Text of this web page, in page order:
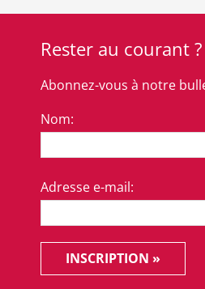
Rester au courant ?
Abonnez-vous à notre
Nom:
Adresse e-mail:
INSCRIPTION »